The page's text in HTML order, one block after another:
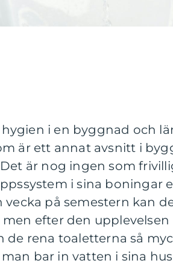
i en byggnad och
är ett annat avsnitt i
är nog ingen som
i sina boningar
vecka på semestern kan
efter den
rena toaletterna så
bar in vatten i sina